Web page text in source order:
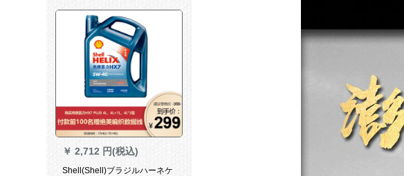
￥ 2,712 円(税込)
Shell(Shell)ブラジルハーネケ